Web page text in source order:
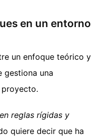
en un entorno
un enfoque teórico y
gestiona una
reglas rígidas y
quiere decir que ha